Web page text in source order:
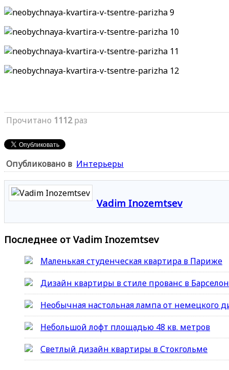
Прочитано 1112раз
Опубликовано в Интерьеры
Vadim Inozemtsev
Последнее от Vadim Inozemtsev
Маленькая студенческая квартира в Париже
Дизайн квартиры в стиле прованс в
Необычная настольная лампа от немецкого
Небольшой лофт площадью 48 кв. метров
Светлый дизайн квартиры в Стокгольме